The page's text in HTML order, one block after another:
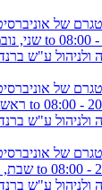
של
שני, נובמבר 11,
ולניהול ע"ש
של
ראשון,
ולניהול ע"ש
של
שבת,
ולניהול ע"ש